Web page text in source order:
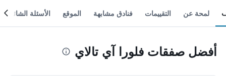
لمحة عن التقييمات فنادق مشابهة الموقع الأسئلة الشائعة
أفضل صفقات فلورا آي تالاي